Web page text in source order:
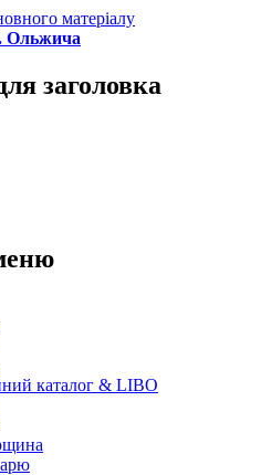
матеріалу
заголовка
каталог & LIBO